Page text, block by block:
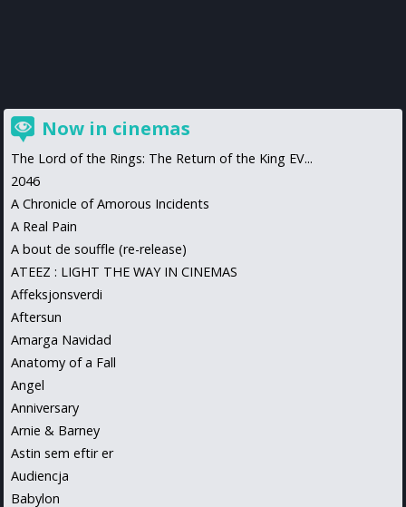
Now in cinemas
The Lord of the Rings: The Return of the King EV...
2046
A Chronicle of Amorous Incidents
A Real Pain
A bout de souffle (re-release)
ATEEZ : LIGHT THE WAY IN CINEMAS
Affeksjonsverdi
Aftersun
Amarga Navidad
Anatomy of a Fall
Angel
Anniversary
Arnie & Barney
Astin sem eftir er
Audiencja
Babylon